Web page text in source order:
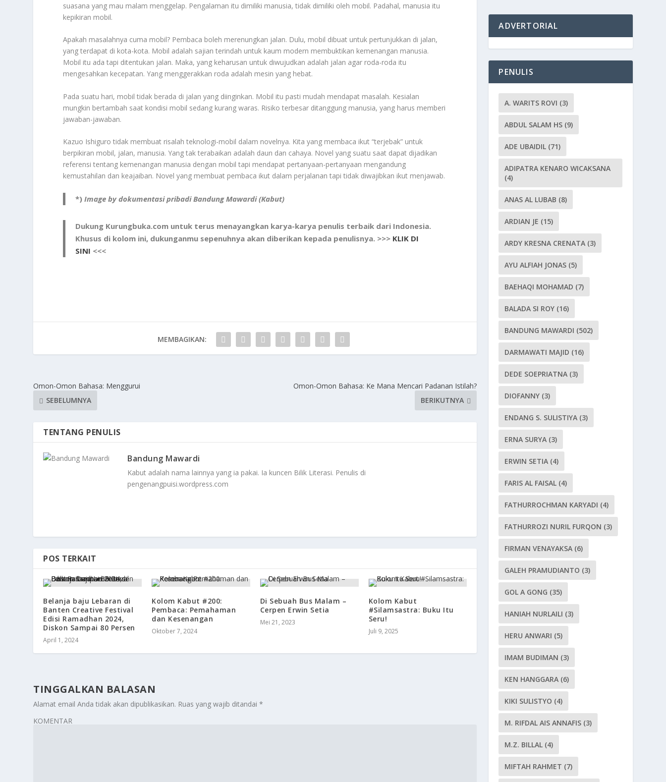
suasana yang mau malam menggelap. Pengalaman itu dimiliki manusia, tidak dimiliki oleh mobil. Padahal, manusia itu
kepikiran mobil.
Apakah masalahnya cuma mobil? Pembaca boleh merenungkan jalan. Dulu, mobil dibuat untuk pertunjukkan di jalan,
yang terdapat di kota-kota. Mobil adalah sajian terindah untuk kaum modern membuktikan kemenangan manusia.
Mobil itu ada tapi ditentukan jalan. Maka, yang keharusan untuk diwujudkan adalah jalan agar roda-roda itu
mengesahkan kecepatan. Yang menggerakkan roda adalah mesin yang hebat.
Pada suatu hari, mobil tidak berada di jalan yang diinginkan. Mobil itu pasti mudah mendapat masalah. Kesialan
mungkin bertambah saat kondisi mobil sedang kurang waras. Risiko terbesar ditanggung manusia, yang harus memberi
jawaban-jawaban.
Kazuo Ishiguro tidak membuat risalah teknologi-mobil dalam novelnya. Kita yang membaca ikut “terjebak” untuk
berpikiran mobil, jalan, manusia. Yang tak terabaikan adalah daun dan cahaya. Novel yang suatu saat dapat dijadikan
referensi tentang kemenangan manusia dengan mobil tapi mendapat pertanyaan-pertanyaan mengandung
kemustahilan dan keajaiban. Novel yang membuat pembaca ikut dalam perjalanan tapi tidak diwajibkan ikut menjawab.
*)Image by dokumentasi pribadi Bandung Mawardi (Kabut)
Dukung Kurungbuka.com untuk terus menayangkan karya-karya penulis terbaik dari Indonesia.
Khusus di kolom ini, dukunganmu sepenuhnya akan diberikan kepada penulisnya. >>> KLIK DI
SINI <<<
MEMBAGIKAN:
Omon-Omon Bahasa: Menggurui
SEBELUMNYA
Omon-Omon Bahasa: Ke Mana Mencari Padanan Istilah?
BERIKUTNYA
TENTANG PENULIS
Bandung Mawardi
Kabut adalah nama lainnya yang ia pakai. Ia kuncen Bilik Literasi. Penulis di
pengenangpuisi.wordpress.com
POS TERKAIT
Belanja baju Lebaran di
Banten Creative Festival
Edisi Ramadhan 2024,
Diskon Sampai 80 Persen
April 1, 2024
Kolom Kabut #200:
Pembaca: Pemahaman
dan Kesenangan
Oktober 7, 2024
Di Sebuah Bus Malam –
Cerpen Erwin Setia
Mei 21, 2023
Kolom Kabut
#Silamsastra: Buku Itu
Seru!
Juli 9, 2025
TINGGALKAN BALASAN
Alamat email Anda tidak akan dipublikasikan. Ruas yang wajib ditandai*
KOMENTAR
ADVERTORIAL
PENULIS
A. WARITS ROVI (3)
ABDUL SALAM HS (9)
ADE UBAIDIL (71)
ADIPATRA KENARO WICAKSANA
(4)
ANAS AL LUBAB (8)
ARDIAN JE (15)
ARDY KRESNA CRENATA (3)
AYU ALFIAH JONAS (5)
BAEHAQI MOHAMAD (7)
BALADA SI ROY (16)
BANDUNG MAWARDI (502)
DARMAWATI MAJID (16)
DEDE SOEPRIATNA (3)
DIOFANNY (3)
ENDANG S. SULISTIYA (3)
ERNA SURYA (3)
ERWIN SETIA (4)
FARIS AL FAISAL (4)
FATHURROCHMAN KARYADI (4)
FATHURROZI NURIL FURQON (3)
FIRMAN VENAYAKSA (6)
GALEH PRAMUDIANTO (3)
GOL A GONG (35)
HANIAH NURLAILI (3)
HERU ANWARI (5)
IMAM BUDIMAN (3)
KEN HANGGARA (6)
KIKI SULISTYO (4)
M. RIFDAL AIS ANNAFIS (3)
M.Z. BILLAL (4)
MIFTAH RAHMET (7)